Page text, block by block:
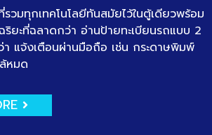
รวมทุกเทคโนโลยีทันสมัยไว้ในตู้เดียวพร้อม
ยะที่ฉลาดกว่า อ่านป้ายทะเบียนรถแบบ 2
า แจ้งเตือนผ่านมือถือ เช่น กระดาษพิมพ์
หมด